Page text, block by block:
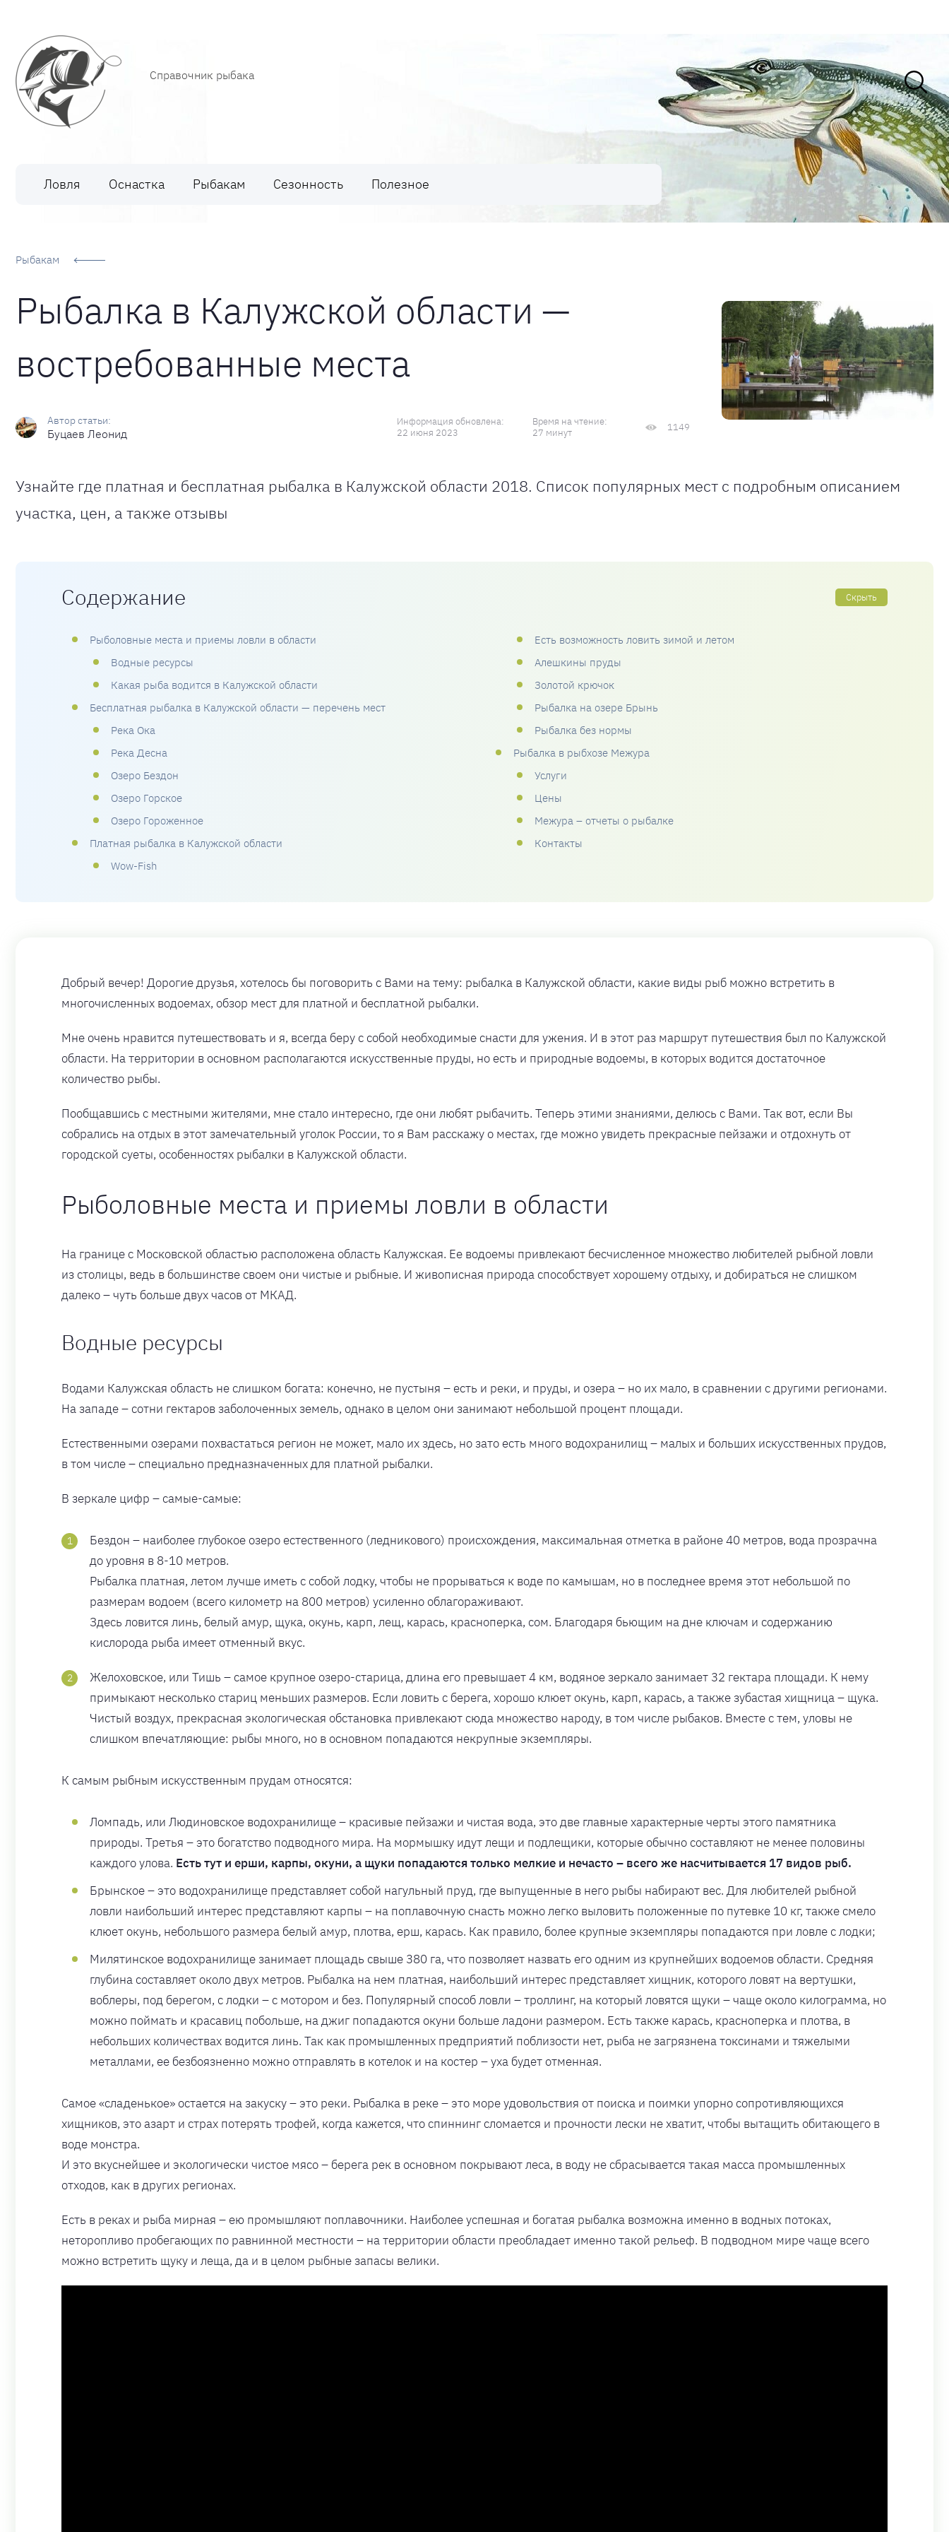
Рыбалка Справочник рыбака
Ловля Оснастка Рыбакам Сезонность Полезное
Рыбакам
Рыбалка в Калужской области —
востребованные места
Буцаев Леонид
Информация обновлена:
22 июня 2023
Время на чтение:
27 минут
1149
Узнайте где платная и бесплатная рыбалка в Калужской области 2018. Список популярных мест с подробным описанием
участка, цен, а также отзывы
Содержание Скрыть
Рыболовные места и приемы ловли в области
Водные ресурсы
Какая рыба водится в Калужской области
Бесплатная рыбалка в Калужской области — перечень мест
Река Ока
Река Десна
Озеро Бездон
Озеро Горское
Озеро Гороженное
Платная рыбалка в Калужской области
Wow-Fish
Есть возможность ловить зимой и летом
Алешкины пруды
Золотой крючок
Рыбалка на озере Брынь
Рыбалка без нормы
Рыбалка в рыбхозе Межура
Услуги
Цены
Межура – отчеты о рыбалке
Контакты
Добрый вечер! Дорогие друзья, хотелось бы поговорить с Вами на тему: рыбалка в Калужской области, какие виды рыб можно встретить в
многочисленных водоемах, обзор мест для платной и бесплатной рыбалки.
Мне очень нравится путешествовать и я, всегда беру с собой необходимые снасти для ужения. И в этот раз маршрут путешествия был по Калужской
области. На территории в основном располагаются искусственные пруды, но есть и природные водоемы, в которых водится достаточное
количество рыбы.
Пообщавшись с местными жителями, мне стало интересно, где они любят рыбачить. Теперь этими знаниями, делюсь с Вами. Так вот, если Вы
собрались на отдых в этот замечательный уголок России, то я Вам расскажу о местах, где можно увидеть прекрасные пейзажи и отдохнуть от
городской суеты, особенностях рыбалки в Калужской области.
Рыболовные места и приемы ловли в области
На границе с Московской областью расположена область Калужская. Ее водоемы привлекают бесчисленное множество любителей рыбной ловли
из столицы, ведь в большинстве своем они чистые и рыбные. И живописная природа способствует хорошему отдыху, и добираться не слишком
далеко – чуть больше двух часов от МКАД.
Водные ресурсы
Водами Калужская область не слишком богата: конечно, не пустыня – есть и реки, и пруды, и озера – но их мало, в сравнении с другими регионами.
На западе – сотни гектаров заболоченных земель, однако в целом они занимают небольшой процент площади.
Естественными озерами похвастаться регион не может, мало их здесь, но зато есть много водохранилищ – малых и больших искусственных прудов,
в том числе – специально предназначенных для платной рыбалки.
В зеркале цифр – самые-самые:
Бездон – наиболее глубокое озеро естественного (ледникового) происхождения, максимальная отметка в районе 40 метров, вода прозрачна
до уровня в 8-10 метров.
Рыбалка платная, летом лучше иметь с собой лодку, чтобы не прорываться к воде по камышам, но в последнее время этот небольшой по
размерам водоем (всего километр на 800 метров) усиленно облагораживают.
Здесь ловится линь, белый амур, щука, окунь, карп, лещ, карась, красноперка, сом. Благодаря бьющим на дне ключам и содержанию
кислорода рыба имеет отменный вкус.
Желоховское, или Тишь – самое крупное озеро-старица, длина его превышает 4 км, водяное зеркало занимает 32 гектара площади. К нему
примыкают несколько стариц меньших размеров. Если ловить с берега, хорошо клюет окунь, карп, карась, а также зубастая хищница – щука.
Чистый воздух, прекрасная экологическая обстановка привлекают сюда множество народу, в том числе рыбаков. Вместе с тем, уловы не
слишком впечатляющие: рыбы много, но в основном попадаются некрупные экземпляры.
К самым рыбным искусственным прудам относятся:
Ломпадь, или Людиновское водохранилище – красивые пейзажи и чистая вода, это две главные характерные черты этого памятника
природы. Третья – это богатство подводного мира. На мормышку идут лещи и подлещики, которые обычно составляют не менее половины
каждого улова. Есть тут и ерши, карпы, окуни, а щуки попадаются только мелкие и нечасто – всего же насчитывается 17 видов рыб.
Брынское – это водохранилище представляет собой нагульный пруд, где выпущенные в него рыбы набирают вес. Для любителей рыбной
ловли наибольший интерес представляют карпы – на поплавочную снасть можно легко выловить положенные по путевке 10 кг, также смело
клюет окунь, небольшого размера белый амур, плотва, ерш, карась. Как правило, более крупные экземпляры попадаются при ловле с лодки;
Милятинское водохранилище занимает площадь свыше 380 га, что позволяет назвать его одним из крупнейших водоемов области. Средняя
глубина составляет около двух метров. Рыбалка на нем платная, наибольший интерес представляет хищник, которого ловят на вертушки,
воблеры, под берегом, с лодки – с мотором и без. Популярный способ ловли – троллинг, на который ловятся щуки – чаще около килограмма, но
можно поймать и красавиц побольше, на джиг попадаются окуни больше ладони размером. Есть также карась, красноперка и плотва, в
небольших количествах водится линь. Так как промышленных предприятий поблизости нет, рыба не загрязнена токсинами и тяжелыми
металлами, ее безбоязненно можно отправлять в котелок и на костер – уха будет отменная.
Самое «сладенькое» остается на закуску – это реки. Рыбалка в реке – это море удовольствия от поиска и поимки упорно сопротивляющихся
хищников, это азарт и страх потерять трофей, когда кажется, что спиннинг сломается и прочности лески не хватит, чтобы вытащить обитающего в
воде монстра.
И это вкуснейшее и экологически чистое мясо – берега рек в основном покрывают леса, в воду не сбрасывается такая масса промышленных
отходов, как в других регионах.
Есть в реках и рыба мирная – ею промышляют поплавочники. Наиболее успешная и богатая рыбалка возможна именно в водных потоках,
неторопливо пробегающих по равнинной местности – на территории области преобладает именно такой рельеф. В подводном мире чаще всего
можно встретить щуку и леща, да и в целом рыбные запасы велики.